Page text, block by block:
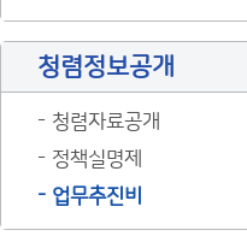
청렴정보공개
청렴자료공개
정책실명제
업무추진비